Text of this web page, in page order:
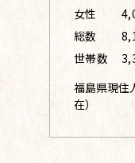
女性
総数
世帯数
福島県現住
在）